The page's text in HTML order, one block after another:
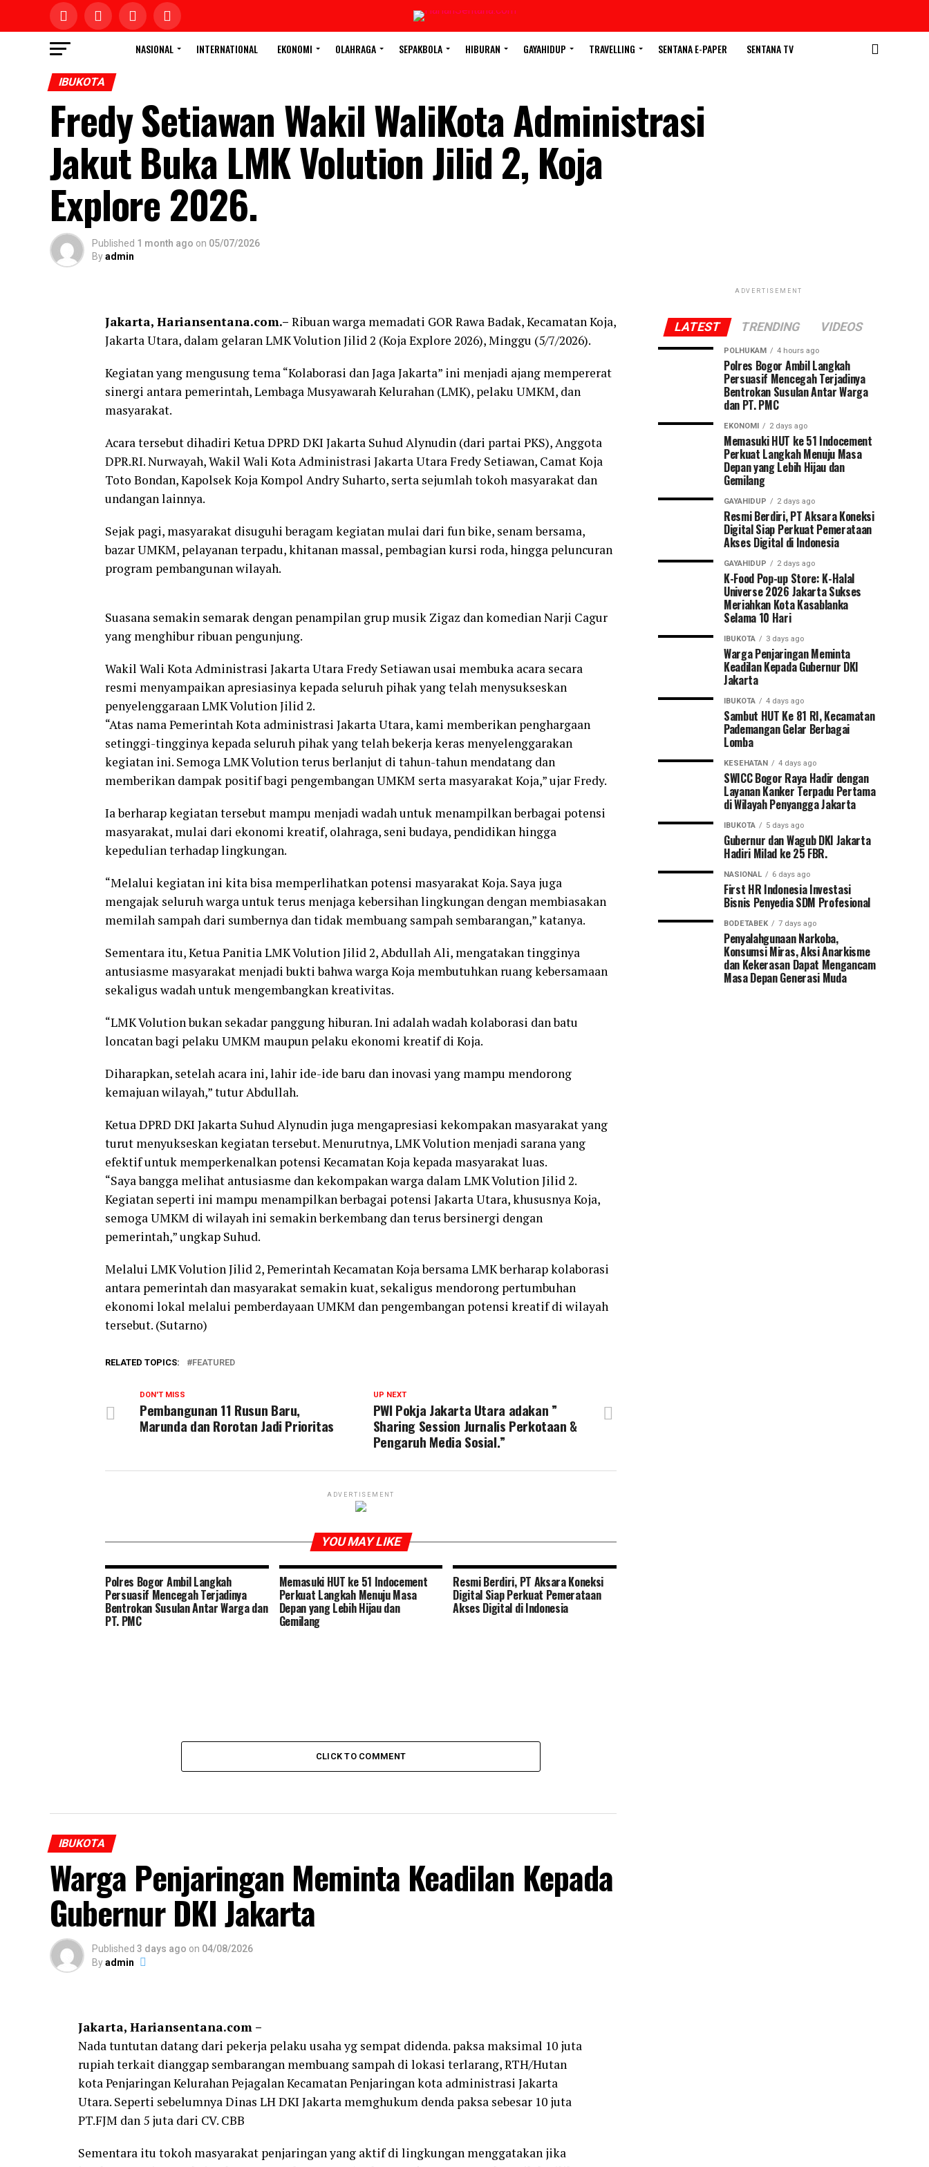
NASIONAL INTERNATIONAL EKONOMI OLAHRAGA SEPAKBOLA HIBURAN GAYAHIDUP TRAVELLING SENTANA E-PAPER SENTANA TV
IBUKOTA
Fredy Setiawan Wakil WaliKota Administrasi
Jakut Buka LMK Volution Jilid 2, Koja
Explore 2026.
Published 1 month ago on 05/07/2026
Byadmin
Jakarta, Hariansentana.com.– Ribuan warga memadati GOR Rawa Badak, Kecamatan Koja,
Jakarta Utara, dalam gelaran LMK Volution Jilid 2 (Koja Explore 2026), Minggu (5/7/2026).
Kegiatan yang mengusung tema “Kolaborasi dan Jaga Jakarta” ini menjadi ajang mempererat
sinergi antara pemerintah, Lembaga Musyawarah Kelurahan (LMK), pelaku UMKM, dan
masyarakat.
Acara tersebut dihadiri Ketua DPRD DKI Jakarta Suhud Alynudin (dari partai PKS), Anggota
DPR.RI. Nurwayah, Wakil Wali Kota Administrasi Jakarta Utara Fredy Setiawan, Camat Koja
Toto Bondan, Kapolsek Koja Kompol Andry Suharto, serta sejumlah tokoh masyarakat dan
undangan lainnya.
Sejak pagi, masyarakat disuguhi beragam kegiatan mulai dari fun bike, senam bersama,
bazar UMKM, pelayanan terpadu, khitanan massal, pembagian kursi roda, hingga peluncuran
program pembangunan wilayah.
Suasana semakin semarak dengan penampilan grup musik Zigaz dan komedian Narji Cagur
yang menghibur ribuan pengunjung.
Wakil Wali Kota Administrasi Jakarta Utara Fredy Setiawan usai membuka acara secara
resmi menyampaikan apresiasinya kepada seluruh pihak yang telah menysukseskan
penyelenggaraan LMK Volution Jilid 2.
“Atas nama Pemerintah Kota administrasi Jakarta Utara, kami memberikan penghargaan
setinggi-tingginya kepada seluruh pihak yang telah bekerja keras menyelenggarakan
kegiatan ini. Semoga LMK Volution terus berlanjut di tahun-tahun mendatang dan
memberikan dampak positif bagi pengembangan UMKM serta masyarakat Koja,” ujar Fredy.
Ia berharap kegiatan tersebut mampu menjadi wadah untuk menampilkan berbagai potensi
masyarakat, mulai dari ekonomi kreatif, olahraga, seni budaya, pendidikan hingga
kepedulian terhadap lingkungan.
“Melalui kegiatan ini kita bisa memperlihatkan potensi masyarakat Koja. Saya juga
mengajak seluruh warga untuk terus menjaga kebersihan lingkungan dengan membiasakan
memilah sampah dari sumbernya dan tidak membuang sampah sembarangan,” katanya.
Sementara itu, Ketua Panitia LMK Volution Jilid 2, Abdullah Ali, mengatakan tingginya
antusiasme masyarakat menjadi bukti bahwa warga Koja membutuhkan ruang kebersamaan
sekaligus wadah untuk mengembangkan kreativitas.
“LMK Volution bukan sekadar panggung hiburan. Ini adalah wadah kolaborasi dan batu
loncatan bagi pelaku UMKM maupun pelaku ekonomi kreatif di Koja.
Diharapkan, setelah acara ini, lahir ide-ide baru dan inovasi yang mampu mendorong
kemajuan wilayah,” tutur Abdullah.
Ketua DPRD DKI Jakarta Suhud Alynudin juga mengapresiasi kekompakan masyarakat yang
turut menyukseskan kegiatan tersebut. Menurutnya, LMK Volution menjadi sarana yang
efektif untuk memperkenalkan potensi Kecamatan Koja kepada masyarakat luas.
“Saya bangga melihat antusiasme dan kekompakan warga dalam LMK Volution Jilid 2.
Kegiatan seperti ini mampu menampilkan berbagai potensi Jakarta Utara, khususnya Koja,
semoga UMKM di wilayah ini semakin berkembang dan terus bersinergi dengan
pemerintah,” ungkap Suhud.
Melalui LMK Volution Jilid 2, Pemerintah Kecamatan Koja bersama LMK berharap kolaborasi
antara pemerintah dan masyarakat semakin kuat, sekaligus mendorong pertumbuhan
ekonomi lokal melalui pemberdayaan UMKM dan pengembangan potensi kreatif di wilayah
tersebut. (Sutarno)
RELATED TOPICS: FEATURED
UP NEXT
PWI Pokja Jakarta Utara adakan ”
Sharing Session Jurnalis Perkotaan &
Pengaruh Media Sosial.”
DON'T MISS
Pembangunan 11 Rusun Baru,
Marunda dan Rorotan Jadi Prioritas
ADVERTISEMENT
YOU MAY LIKE
Polres Bogor Ambil Langkah
Persuasif Mencegah Terjadinya
Bentrokan Susulan Antar Warga dan
PT. PMC
Memasuki HUT ke 51 Indocement
Perkuat Langkah Menuju Masa
Depan yang Lebih Hijau dan
Gemilang
Resmi Berdiri, PT Aksara Koneksi
Digital Siap Perkuat Pemerataan
Akses Digital di Indonesia
CLICK TO COMMENT
IBUKOTA
Warga Penjaringan Meminta Keadilan Kepada
Gubernur DKI Jakarta
Published 3 days ago on 04/08/2026
Byadmin
Jakarta, Hariansentana.com –
Nada tuntutan datang dari pekerja pelaku usaha yg sempat didenda. paksa maksimal 10 juta
rupiah terkait dianggap sembarangan membuang sampah di lokasi terlarang, RTH/Hutan
kota Penjaringan Kelurahan Pejagalan Kecamatan Penjaringan kota administrasi Jakarta
Utara. Seperti sebelumnya Dinas LH DKI Jakarta memghukum denda paksa sebesar 10 juta
PT.FJM dan 5 juta dari CV. CBB
Sementara itu tokoh masyarakat penjaringan yang aktif di lingkungan menggatakan jika
ADVERTISEMENT
LATEST TRENDING VIDEOS
POLHUKAM 4 hours ago
Polres Bogor Ambil Langkah
Persuasif Mencegah Terjadinya
Bentrokan Susulan Antar Warga
dan PT. PMC
EKONOMI 2 days ago
Memasuki HUT ke 51 Indocement
Perkuat Langkah Menuju Masa
Depan yang Lebih Hijau dan
Gemilang
GAYAHIDUP 2 days ago
Resmi Berdiri, PT Aksara Koneksi
Digital Siap Perkuat Pemerataan
Akses Digital di Indonesia
GAYAHIDUP 2 days ago
K-Food Pop-up Store: K-Halal
Universe 2026 Jakarta Sukses
Meriahkan Kota Kasablanka
Selama 10 Hari
IBUKOTA 3 days ago
Warga Penjaringan Meminta
Keadilan Kepada Gubernur DKI
Jakarta
IBUKOTA 4 days ago
Sambut HUT Ke 81 RI, Kecamatan
Pademangan Gelar Berbagai
Lomba
KESEHATAN 4 days ago
SWICC Bogor Raya Hadir dengan
Layanan Kanker Terpadu Pertama
di Wilayah Penyangga Jakarta
IBUKOTA 5 days ago
Gubernur dan Wagub DKI Jakarta
Hadiri Milad ke 25 FBR.
NASIONAL 6 days ago
First HR Indonesia Investasi
Bisnis Penyedia SDM Profesional
BODETABEK 7 days ago
Penyalahgunaan Narkoba,
Konsumsi Miras, Aksi Anarkisme
dan Kekerasan Dapat Mengancam
Masa Depan Generasi Muda